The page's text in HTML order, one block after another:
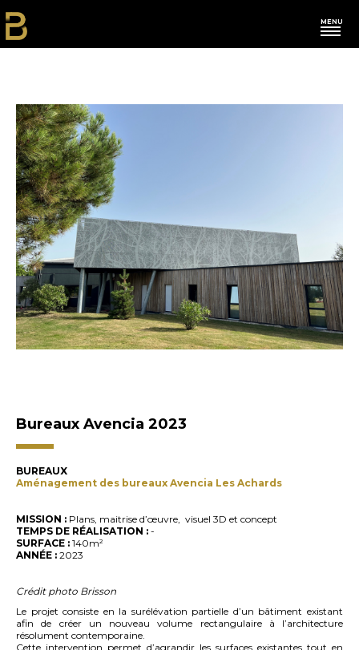
MENU
Franchises
Habitations
Autres
Contact
Bureaux Avencia 2023
BUREAUX
Aménagement des bureaux Avencia Les Achards
MISSION : Plans, maitrise d’œuvre, visuel 3D et concept
TEMPS DE RÉALISATION : -
SURFACE : 140m²
ANNÉE : 2023
Crédit photo Brisson
Le projet consiste en la surélévation partielle d’un bâtiment existant
afin de créer un nouveau volume rectangulaire à l’architecture
résolument contemporaine.
Cette intervention permet d’agrandir les surfaces existantes tout en